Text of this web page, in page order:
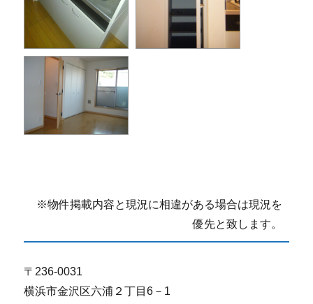
※物件掲載内容と現況に相違がある場合は現況を
優先と致します。
〒236-0031
横浜市金沢区六浦２丁目6－1